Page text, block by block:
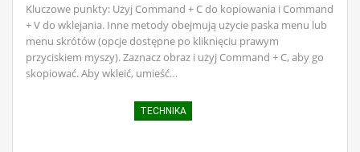
Kluczowe punkty: Użyj Command + C do kopiowania i Command
+ V do wklejania. Inne metody obejmują użycie paska menu lub
menu skrótów (opcje dostępne po kliknięciu prawym
przyciskiem myszy). Zaznacz obraz i użyj Command + C, aby go
skopiować. Aby wkleić, umieść…
TECHNIKA